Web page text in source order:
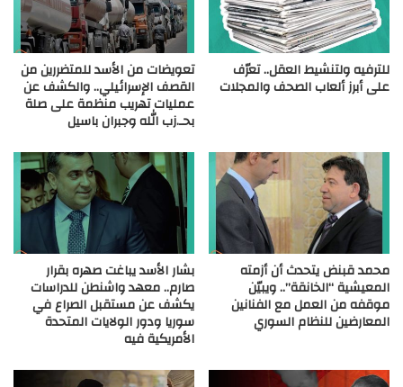
للترفيه ولتنشيط العقل.. تعرّف
على أبرز ألعاب الصحف والمجلات
تعويضات من الأسد للمتضررين من
القصف الإسرائيلي.. والكشف عن
عمليات تهريب منظمة على صلة
بحـ.زب الله وجبران باسيل
محمد قبنض يتحدث أن أزمته
المعيشية “الخانقة”.. ويبيّن
موقفه من العمل مع الفنانين
المعارضين للنظام السوري
بشار الأسد يباغت صهره بقرار
صارم.. معهد واشنطن للدراسات
يكشف عن مستقبل الصراع في
سوريا ودور الولايات المتحدة
الأمريكية فيه